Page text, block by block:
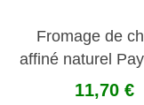
Fromage de
affiné naturel
Covacha
11,70 €